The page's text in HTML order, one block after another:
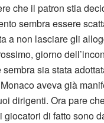
che il patron stia
sembra essere
a non lasciare gli
giorno
sia stata
aveva già
dirigenti. Ora pare
di fatto sono